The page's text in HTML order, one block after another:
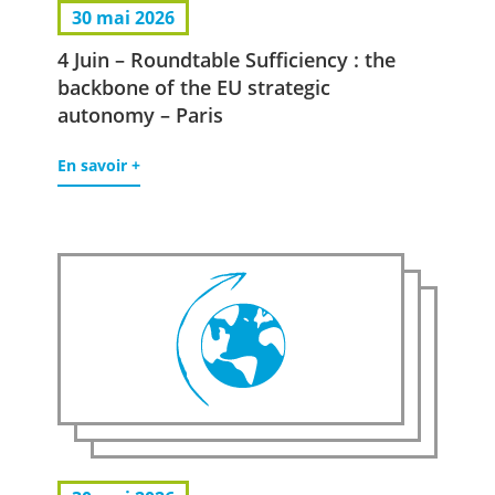
30 mai 2026
4 Juin – Roundtable Sufficiency : the
backbone of the EU strategic
autonomy – Paris
En savoir +